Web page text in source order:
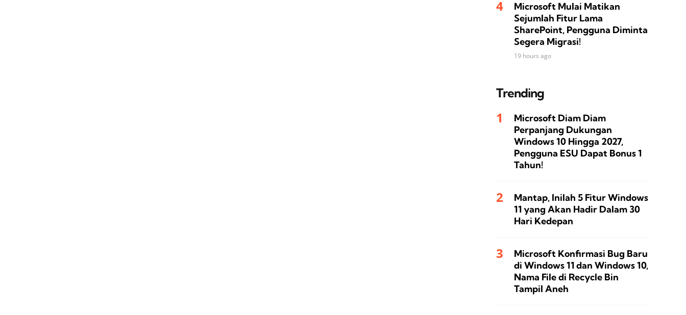
Microsoft Mulai Matikan
Sejumlah Fitur Lama
SharePoint, Pengguna Diminta
Segera Migrasi!
19 hours ago
Trending
Microsoft Diam Diam
Perpanjang Dukungan
Windows 10 Hingga 2027,
Pengguna ESU Dapat Bonus 1
Tahun!
Mantap, Inilah 5 Fitur Windows
11 yang Akan Hadir Dalam 30
Hari Kedepan
Microsoft Konfirmasi Bug Baru
di Windows 11 dan Windows 10,
Nama File di Recycle Bin
Tampil Aneh